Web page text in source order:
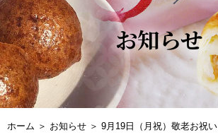
お知らせ
ホーム ＞ お知らせ ＞ 9月19日（月祝）敬老お祝い